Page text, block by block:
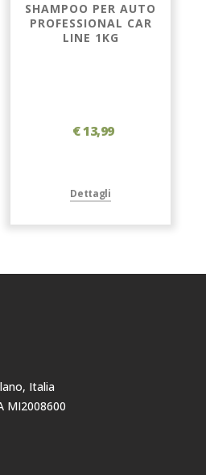
SHAMPOO PER AUTO
PROFESSIONAL CAR
LINE 1KG
€ 13,99
Dettagli
Italia
MI2008600